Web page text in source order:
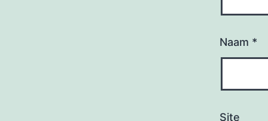
Naam *
Site